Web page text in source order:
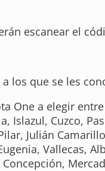
escanear el
los que se les
One a elegir
Islazul, Cuzco,
Julián
Vallecas,
Concepción,